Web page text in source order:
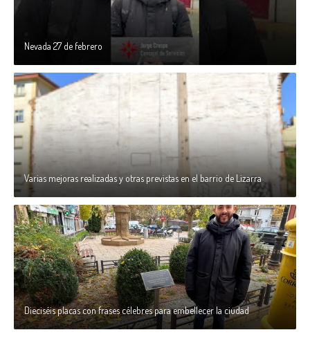
Nevada 27 de febrero
Varias mejoras realizadas y otras previstas en el barrio de Lizarra
Dieciséis placas con frases célebres para embellecer la ciudad